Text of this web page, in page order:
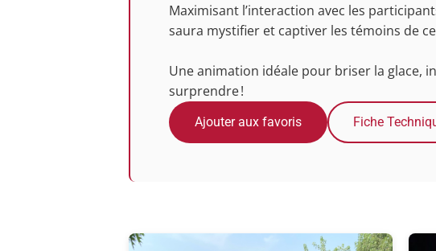
Maximisant l’interaction avec les
saura mystifier et captiver les témoins de
Une animation idéale pour briser la glace,
surprendre !
Ajouter aux favoris Fiche